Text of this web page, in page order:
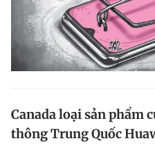
Canada loại sản phẩm
thông Trung Quốc